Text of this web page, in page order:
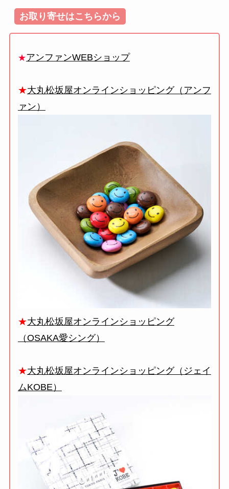
お取り寄せはこちらから
★アンファンWEBショップ
★大丸松坂屋オンラインショッピング（アンフ
ァン）
★大丸松坂屋オンラインショッピング
（OSAKA愛シング）
★大丸松坂屋オンラインショッピング（ジェイ
ムKOBE）